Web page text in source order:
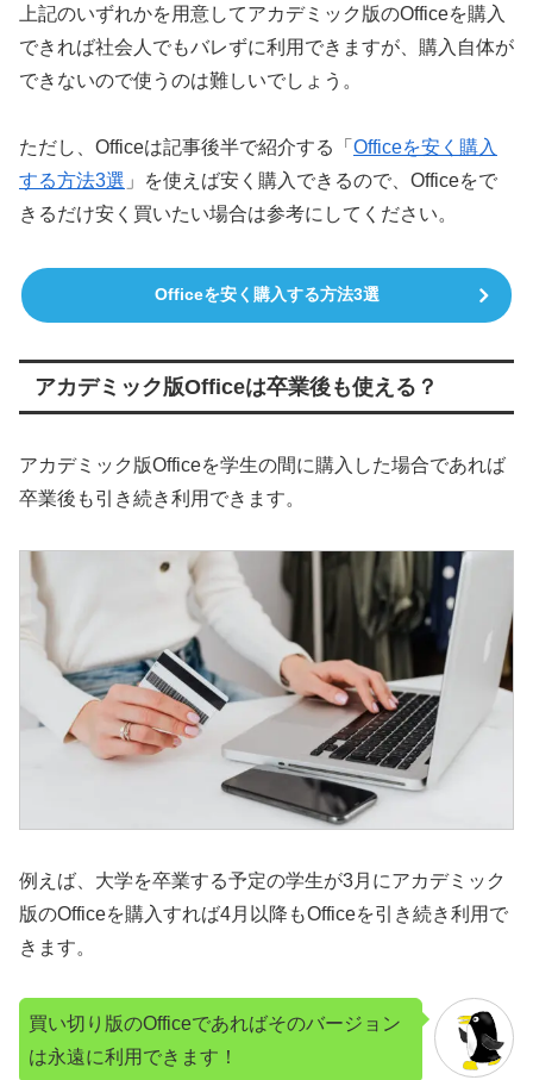
上記のいずれかを用意してアカデミック版のOfficeを購入
できれば社会人でもバレずに利用できますが、購入自体が
できないので使うのは難しいでしょう。
ただし、Officeは記事後半で紹介する「 Officeを安く購入
する方法3選 」を使えば安く購入できるので、Officeをで
きるだけ安く買いたい場合は参考にしてください。
Officeを安く購入する方法3選
アカデミック版Officeは卒業後も使える？
アカデミック版Officeを学生の間に購入した場合であれば
卒業後も引き続き利用できます。
例えば、大学を卒業する予定の学生が3月にアカデミック
版のOfficeを購入すれば4月以降もOfficeを引き続き利用で
きます。
買い切り版のOfficeであればそのバージョン
は永遠に利用できます！